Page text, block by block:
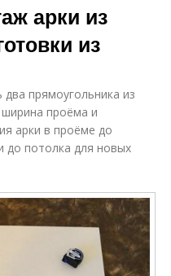
арки из
из
прямоугольника из
проёма и
арки в проёме до
до потолка для новых